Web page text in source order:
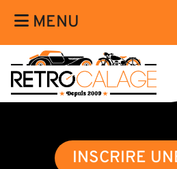
MENU
INSCRIRE